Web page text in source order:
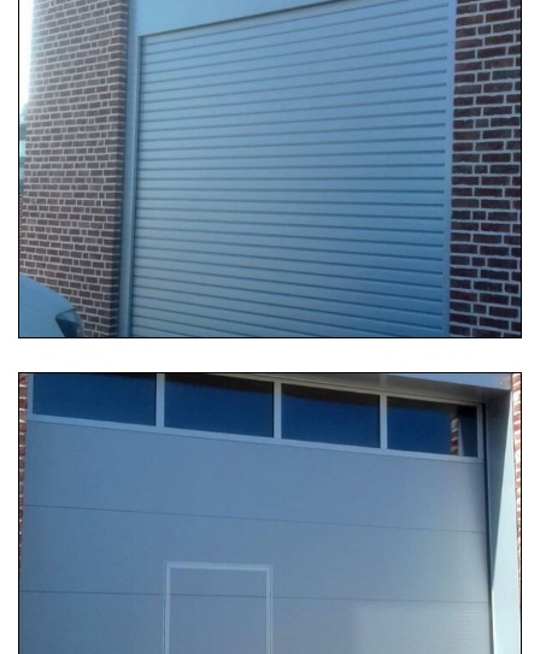
04.09.2019 12:30
Industrierolltor
Industrierolltor mit Aluminium-Verkleidung
...
Weiterlesen …
Industriesektionaltor mit Schlupftüre und individuell
angefertigter Verblendung